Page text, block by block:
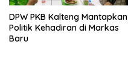
DPW PKB Kalteng Mantapkan
Politik Kehadiran di Markas
Baru